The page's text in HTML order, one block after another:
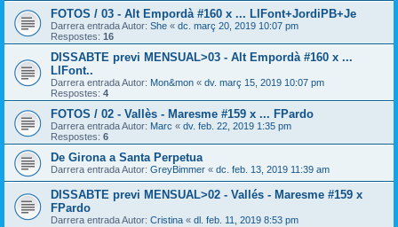
FOTOS / 03 - Alt Empordà #160 x ... LlFont+JordiPB+Je
Darrera entrada Autor: She « dc. març 20, 2019 10:07 pm
Respostes: 16
DISSABTE previ MENSUAL>03 - Alt Empordà #160 x ...
LlFont..
Darrera entrada Autor: Mon&mon « dv. març 15, 2019 10:07 pm
Respostes: 4
FOTOS / 02 - Vallès - Maresme #159 x ... FPardo
Darrera entrada Autor: Marc « dv. feb. 22, 2019 1:35 pm
Respostes: 6
De Girona a Santa Perpetua
Darrera entrada Autor: GreyBimmer « dc. feb. 13, 2019 11:39 am
DISSABTE previ MENSUAL>02 - Vallés - Maresme #159 x
FPardo
Darrera entrada Autor: Cristina « dl. feb. 11, 2019 8:53 pm